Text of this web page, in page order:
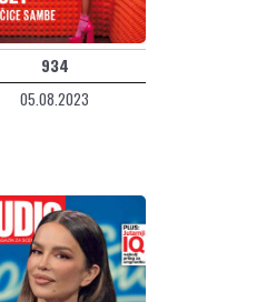
934
05.08.2023